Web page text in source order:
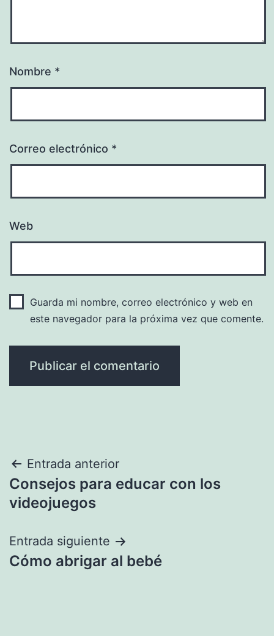
Nombre *
Correo electrónico *
Web
Guarda mi nombre, correo electrónico y web en
este navegador para la próxima vez que comente.
Navegación
de
Entrada anterior
Consejos para educar con los
videojuegos
Entrada siguiente
Cómo abrigar al bebé